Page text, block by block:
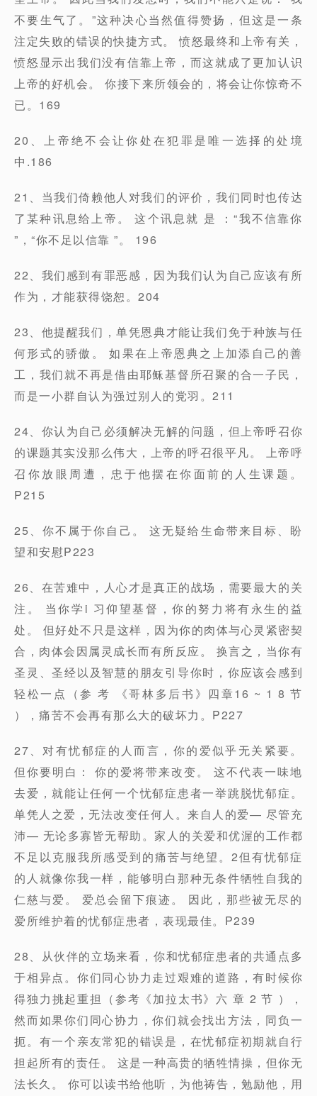
不要生气了。”这种决心当然值得赞扬，但这是一条
注定失败的错误的快捷方式。 愤怒最终和上帝有关，
愤怒显示出我们没有信靠上帝，而这就成了更加认识
上帝的好机会。 你接下来所领会的，将会让你惊奇不
已。169
20、上帝绝不会让你处在犯罪是唯一选择的处境
中.186
21、当我们倚赖他人对我们的评价，我们同时也传达
了某种讯息给上帝。 这个讯息就 是 ：“我不信靠你
”，“你不足以信靠 ”。 196
22、我们感到有罪恶感，因为我们认为自己应该有所
作为，才能获得饶恕。204
23、他提醒我们，单凭恩典才能让我们免于种族与任
何形式的骄傲。 如果在上帝恩典之上加添自己的善
工，我们就不再是借由耶稣基督所召聚的合一子民，
而是一小群自认为强过别人的党羽。211
24、你认为自己必须解决无解的问题，但上帝呼召你
的课题其实没那么伟大，上帝的呼召很平凡。 上帝呼
召你放眼周遭，忠于他摆在你面前的人生课题。
P215
25、你不属于你自己。 这无疑给生命带来目标、盼
望和安慰P223
26、在苦难中，人心才是真正的战场，需要最大的关
注。 当你学i 习仰望基督，你的努力将有永生的益
处。 但好处不只是这样，因为你的肉体与心灵紧密契
合，肉体会因属灵成长而有所反应。 换言之，当你有
圣灵、圣经以及智慧的朋友引导你时，你应该会感到
轻松一点（参 考 《哥林多后书》四章16 ~ 1 8 节
），痛苦不会再有那么大的破坏力。P227
27、对有忧郁症的人而言，你的爱似乎无关紧要。
但你要明白： 你的爱将带来改变。 这不代表一味地
去爱，就能让任何一个忧郁症患者一举跳脱忧郁症。
单凭人之爱，无法改变任何人。来自人的爱— 尽管充
沛— 无论多寡皆无帮助。家人的关爱和优渥的工作都
不足以克服我所感受到的痛苦与绝望。2但有忧郁症
的人就像你我一样，能够明白那种无条件牺牲自我的
仁慈与爱。 爱总会留下痕迹。 因此，那些被无尽的
爱所维护着的忧郁症患者，表现最佳。P239
28、从伙伴的立场来看，你和忧郁症患者的共通点多
于相异点。你们同心协力走过艰难的道路，有时候你
得独力挑起重担（参考《加拉太书》六 章 2 节 ），
然而如果你们同心协力，你们就会找出方法，同负一
扼。有一个亲友常犯的错误是，在忧郁症初期就自行
担起所有的责任。 这是一种高贵的牺牲情操，但你无
法长久。 你可以读书给他听，为他祷告，勉励他，用